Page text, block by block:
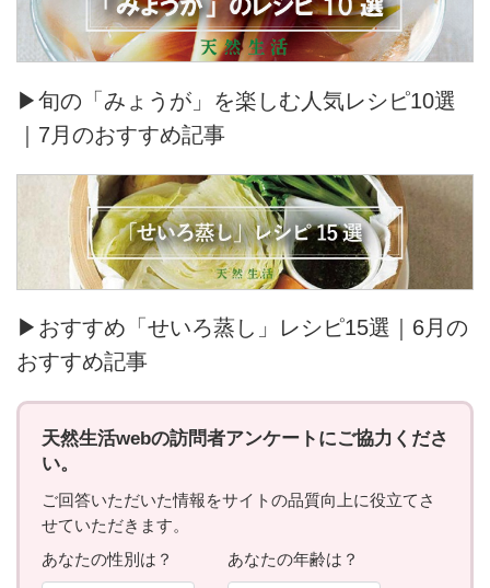
▶旬の「みょうが」を楽しむ人気レシピ10選
｜7月のおすすめ記事
▶おすすめ「せいろ蒸し」レシピ15選｜6月の
おすすめ記事